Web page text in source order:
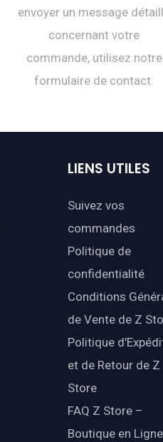
envoyer un message
concernant votre
commande, utilisez notre
formulaire de contact.
LIENS UTILES
Suivez vos
commandes
Politique de
confidentialité
Conditions
de Vente de Z
Politique
et de Retour de Z
Store
FAQ Z Store –
Boutique en Ligne